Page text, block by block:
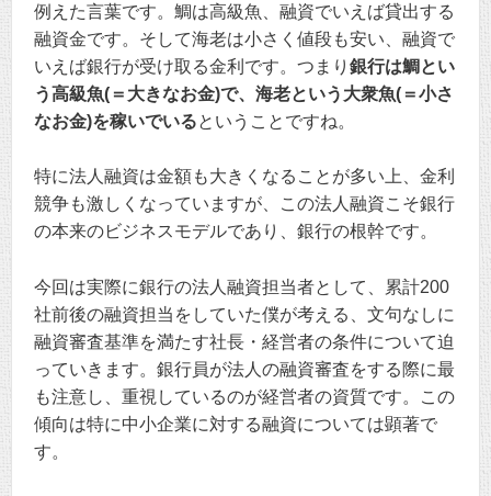
例えた言葉です。鯛は高級魚、融資でいえば貸出する
融資金です。そして海老は小さく値段も安い、融資で
いえば銀行が受け取る金利です。つまり 銀行は鯛とい
う高級魚(＝大きなお金)で、海老という大衆魚(＝小さ
なお金)を稼いでいるということですね。
特に法人融資は金額も大きくなることが多い上、金利
競争も激しくなっていますが、この法人融資こそ銀行
の本来のビジネスモデルであり、銀行の根幹です。
今回は実際に銀行の法人融資担当者として、累計200
社前後の融資担当をしていた僕が考える、文句なしに
融資審査基準を満たす社長・経営者の条件について迫
っていきます。銀行員が法人の融資審査をする際に最
も注意し、重視しているのが経営者の資質です。この
傾向は特に中小企業に対する融資については顕著で
す。